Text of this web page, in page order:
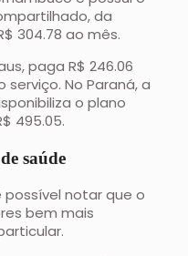
da
304.78 ao mês.
paga R$ 246.06
No Paraná, a
o plano
495.05.
saúde
possível notar que o
bem mais